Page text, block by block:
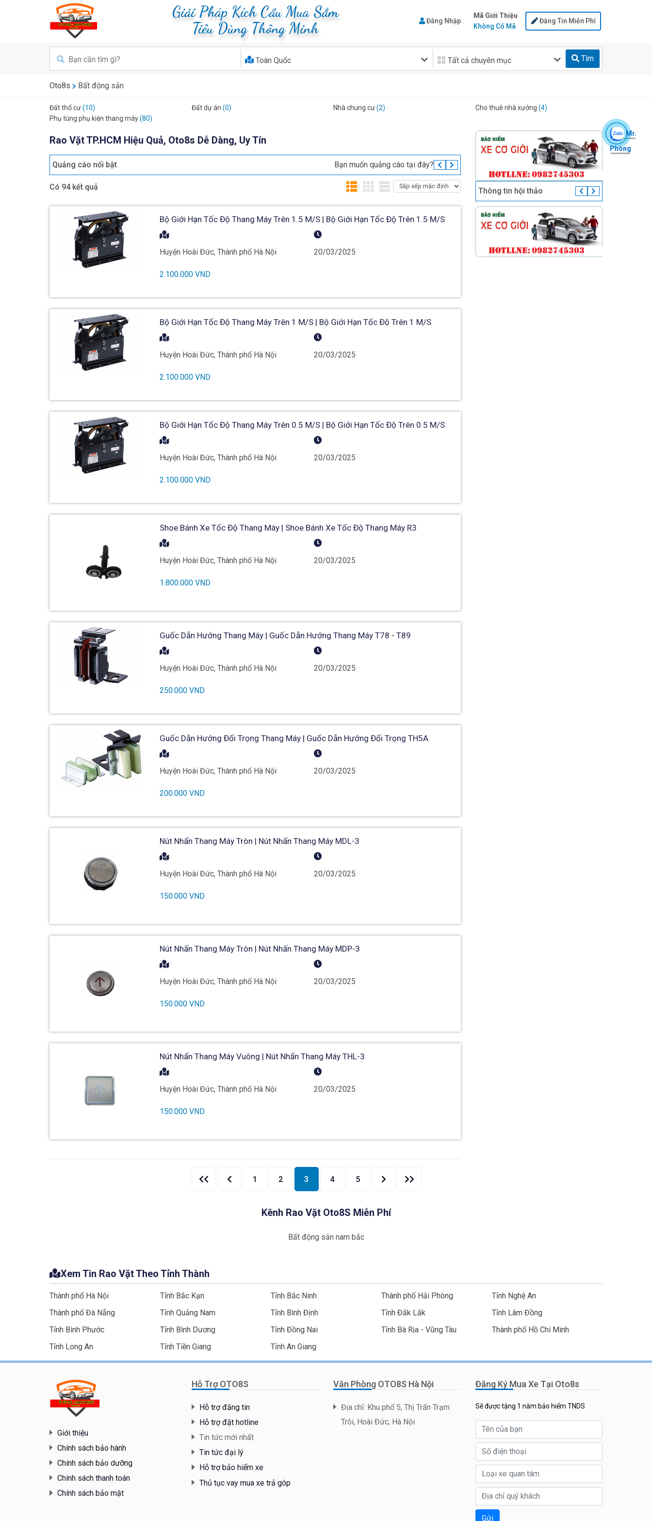
Giải Pháp Kích Cầu Mua Sắm
Tiêu Dùng Thông Minh Đăng Nhập
Mã Giới Thiệu
Không Có Mã
Đăng Tin Miễn Phí
Toàn Quốc Tất cả chuyên mục Tìm
Oto8s Bất động sản
Đất thổ cư(10) Đất dự án (0) Nhà chung cư(2) Cho thuê nhà xưởng (4)
Phụ tùng phụ kiện thang máy(80)
Rao Vặt TP.HCM Hiệu Quả, Oto8s Dễ Dàng, Uy Tín
Quảng cáo nổi bật Bạn muốn quảng cáo tại đây?
Có 94 kết quả
Bộ Giới Hạn Tốc Độ Thang Máy Trên 1.5 M/s | Bộ Giới Hạn Tốc Độ Trên 1.5 M/s
Huyện Hoài Đức, Thành phố Hà Nội 20/03/2025
2.100.000 VND
Bộ Giới Hạn Tốc Độ Thang Máy Trên 1 M/s | Bộ Giới Hạn Tốc Độ Trên 1 M/s
Huyện Hoài Đức, Thành phố Hà Nội 20/03/2025
2.100.000 VND
Bộ Giới Hạn Tốc Độ Thang Máy Trên 0.5 M/s | Bộ Giới Hạn Tốc Độ Trên 0.5 M/s
Huyện Hoài Đức, Thành phố Hà Nội 20/03/2025
2.100.000 VND
Shoe Bánh Xe Tốc Độ Thang Máy | Shoe Bánh Xe Tốc Độ Thang Máy R3
Huyện Hoài Đức, Thành phố Hà Nội 20/03/2025
1.800.000 VND
Guốc Dẫn Hướng Thang Máy | Guốc Dẫn Hướng Thang Máy T78 - T89
Huyện Hoài Đức, Thành phố Hà Nội 20/03/2025
250.000 VND
Guốc Dẫn Hướng Đối Trọng Thang Máy | Guốc Dẫn Hướng Đối Trọng TH5A
Huyện Hoài Đức, Thành phố Hà Nội 20/03/2025
200.000 VND
Nút Nhấn Thang Máy Tròn | Nút Nhấn Thang Máy MDL-3
Huyện Hoài Đức, Thành phố Hà Nội 20/03/2025
150.000 VND
Nút Nhấn Thang Máy Tròn | Nút Nhấn Thang Máy MDP-3
Huyện Hoài Đức, Thành phố Hà Nội 20/03/2025
150.000 VND
Nút Nhấn Thang Máy Vuông | Nút Nhấn Thang Máy THL-3
Huyện Hoài Đức, Thành phố Hà Nội 20/03/2025
150.000 VND
Front 1 2 3 4 5 End
Thông tin hội thảo
Kênh Rao Vặt Oto8S Miễn Phí
Bất động sản nam bắc
Xem Tin Rao Vặt Theo Tỉnh Thành
Thành phố Hà Nội Tỉnh Bắc Kạn Tỉnh Bắc Ninh Thành phố Hải Phòng
Tỉnh Nghệ An
Thành phố Đà Nẵng
Tỉnh Quảng Nam Tỉnh Bình Định Tỉnh Đắk Lắk
Tỉnh Lâm Đồng
Tỉnh Bình Phước
Tỉnh Bình Dương Tỉnh Đồng Nai Tỉnh Bà Rịa - Vũng Tàu
Thành phố Hồ Chí Minh
Tỉnh Long An
Tỉnh Tiền Giang Tỉnh An Giang
Mr.
Phòng
Giới thiệu
Chính sách bảo hành
Chính sách bảo dưỡng
Chính sách thanh toán
Chính sách bảo mật
Hỗ Trợ OTO8S
Hỗ trợ đăng tin
Hỗ trợ đặt hotline
Tin tức mới nhất
Tin tức đại lý
Hỗ trợ bảo hiểm xe
Thủ tục vay mua xe trả góp
Văn Phòng OTO8S Hà Nội
Địa chỉ: Khu phố 5, Thị Trấn Trạm
Trôi, Hoài Đức, Hà Nội
Đăng Ký Mua Xe Tại Oto8s
Sẽ được tặng 1 năm bảo hiểm TNDS
Gửi